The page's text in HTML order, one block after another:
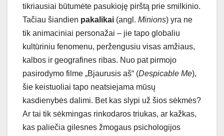
tikriausiai būtumėte pasukioję pirštą prie smilkinio.
Tačiau šiandien pakalikai (angl. Minions) yra ne
tik animaciniai personažai – jie tapo globaliu
kultūriniu fenomenu, peržengusiu visas amžiaus,
kalbos ir geografines ribas. Nuo pat pirmojo
pasirodymo filme „Bjaurusis aš“ (Despicable Me),
šie keistuoliai tapo neatsiejama mūsų
kasdienybės dalimi. Bet kas slypi už šios sėkmės?
Ar tai tik sėkmingas rinkodaros triukas, ar kažkas,
kas paliečia gilesnes žmogaus psichologijos